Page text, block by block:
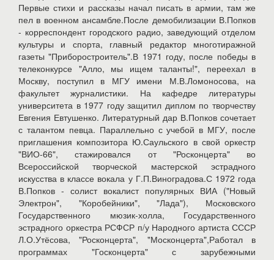
Первые стихи и рассказы начал писать в армии, там же
пел в военном ансамбле.После демобилизации В.Попков
- корреспондент городского радио, заведующий отделом
культуры и спорта, главный редактор многотиражной
газеты "Приборостроитель".В 1971 году, после победы в
телеконкурсе "Алло, мы ищем таланты!", переехал в
Москву, поступил в МГУ имени М.В.Ломоносова, на
факультет журналистики. На кафедре литературы
университета в 1977 году защитил диплом по творчеству
Евгения Евтушенко. Литературный дар В.Попков сочетает
с талантом певца. Параллельно с учебой в МГУ, после
приглашения композитора Ю.Саульского в свой оркестр
"ВИО-66", стажировался от "Росконцерта" во
Всероссийской творческой мастерской эстрадного
искусства в классе вокала у Г.П.Виноградова.С 1972 года
В.Попков - солист вокалист популярных ВИА ("Новый
Электрон", "Коробейники", "Лада"), Московского
Государственного мюзик-холла, Государственного
эстрадного оркестра РСФСР п/у Народного артиста СССР
Л.О.Утёсова, "Росконцерта", "Москонцерта",Работал в
программах "Госконцерта" с зарубежными